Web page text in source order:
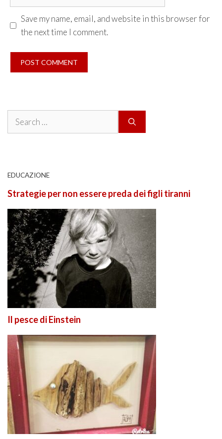
Save my name, email, and website in this browser for
the next time I comment.
Search
EDUCAZIONE
Strategie per non essere preda dei figli tiranni
Il pesce di Einstein